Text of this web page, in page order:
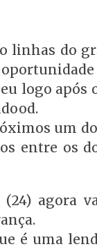
linhas do
logo após
um
entre os
agora
é uma